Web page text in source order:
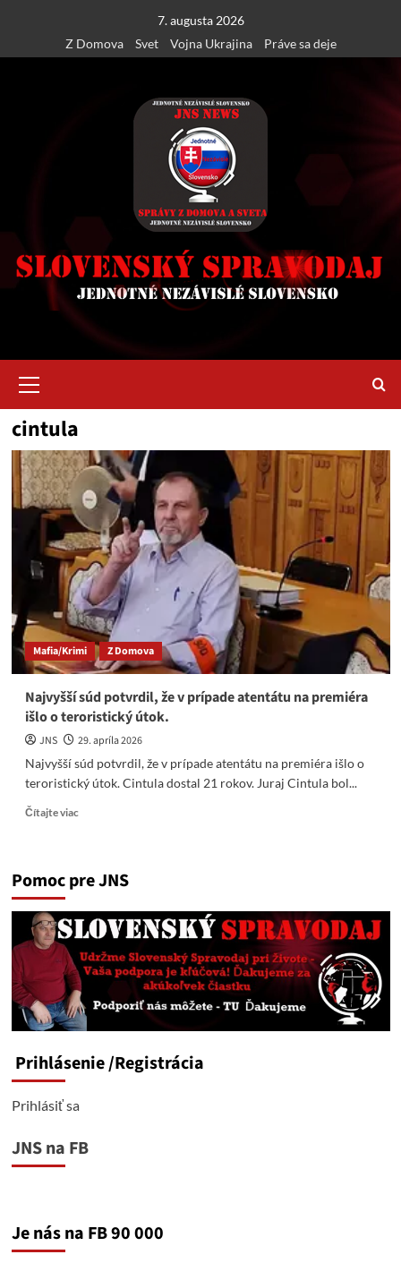
content
7. augusta 2026
Z Domova
Svet Vojna Ukrajina Práve sa deje
Menu
cintula
Mafia/Krimi Z Domova
Najvyšší súd potvrdil, že v prípade atentátu na premiéra
išlo o teroristický útok.
JNS
29. apríla 2026
Najvyšší súd potvrdil, že v prípade atentátu na premiéra išlo o
teroristický útok. Cintula dostal 21 rokov. Juraj Cintula bol...
Čítajte viacRead
súd
že
atentátu
na
premiéra
išlo
o
útok.
Pomoc pre JNS
Prihlásenie/Registrácia
Prihlásiť sa
JNS na FB
Je nás na FB 90 000